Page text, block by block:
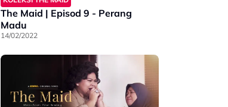
The Maid | Episod 9 - Perang
Madu
14/02/2022